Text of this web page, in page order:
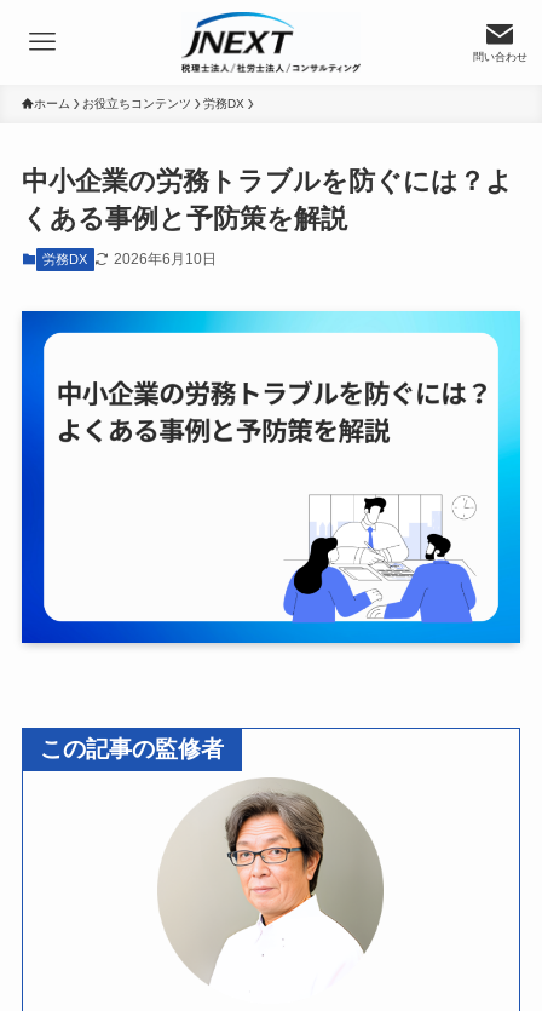
問い合わせ
ホーム お役立ちコンテンツ 労務DX
中小企業の労務トラブルを防ぐには？よ
くある事例と予防策を解説
労務DX 2026年6月10日
この記事の監修者